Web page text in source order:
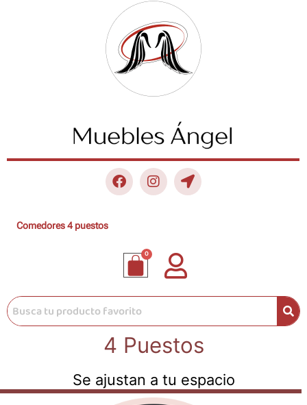
Comedores 4 puestos
4 Puestos
Se ajustan a tu espacio